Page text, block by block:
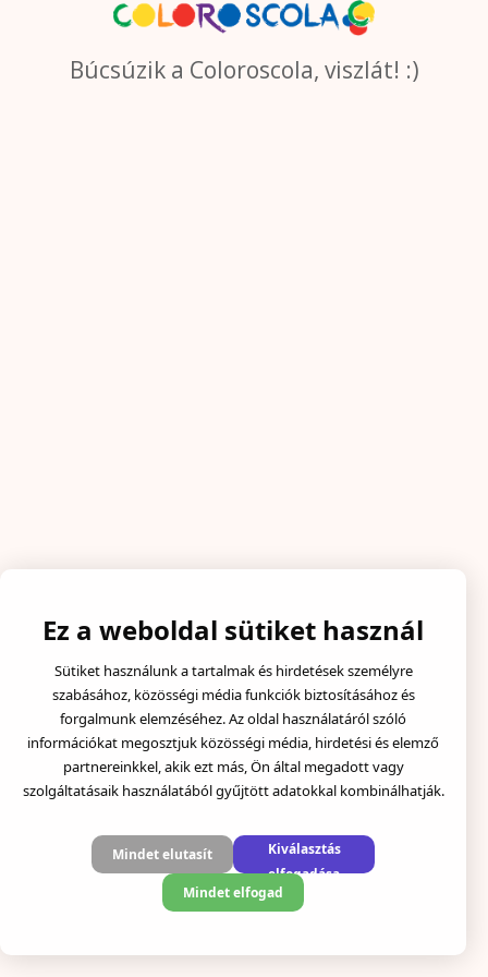
Búcsúzik a Coloroscola, viszlát! :)
Ez a weboldal sütiket használ
Sütiket használunk a tartalmak és hirdetések személyre
szabásához, közösségi média funkciók biztosításához és
forgalmunk elemzéséhez. Az oldal használatáról szóló
információkat megosztjuk közösségi média, hirdetési és elemző
partnereinkkel, akik ezt más, Ön által megadott vagy
szolgáltatásaik használatából gyűjtött adatokkal kombinálhatják.
Mindet elutasít
Kiválasztás
elfogadása
Mindet elfogad